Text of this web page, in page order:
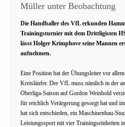
Müller unter Beobachtung
Die Handballer des VfL erkunden
Trainingsturnier mit dem Drittligisten
lässt Holger Krimphove seine Mannen
aufnehmen.
Eine Position hat der Übungsleiter vor
Kreisläufer. Der VfL muss nämlich in der
Oberliga-Saison auf Gordon Weinhold
für reichlich Verärgerung gesorgt hat und
hat sich entschieden, ein Maschinenbau-
Leistungssport mit vier Trainingseinheiten